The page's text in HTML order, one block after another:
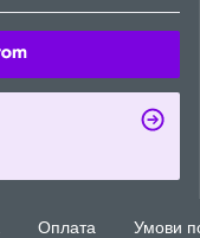
Оплата Умови